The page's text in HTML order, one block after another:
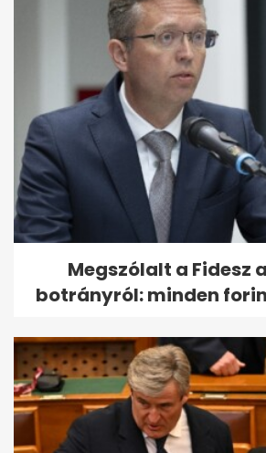
Megszólalt a Fidesz
botrányról: minden